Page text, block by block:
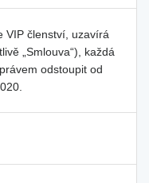
VIP členství, uzavírá
„Smlouva“), každá
odstoupit od